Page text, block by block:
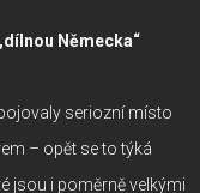
Německa“
seriozní místo
– opět se to týká
jsou i poměrně velkými